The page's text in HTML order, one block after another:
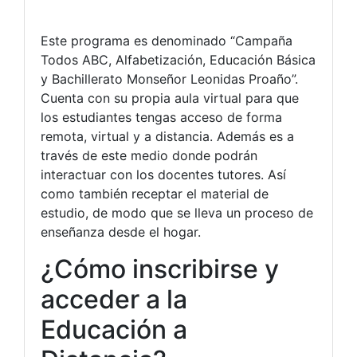
Este programa es denominado “Campaña
Todos ABC, Alfabetización, Educación Básica
y Bachillerato Monseñor Leonidas Proaño”.
Cuenta con su propia aula virtual para que
los estudiantes tengas acceso de forma
remota, virtual y a distancia. Además es a
través de este medio donde podrán
interactuar con los docentes tutores. Así
como también receptar el material de
estudio, de modo que se lleva un proceso de
enseñanza desde el hogar.
¿Cómo inscribirse y
acceder a la
Educación a